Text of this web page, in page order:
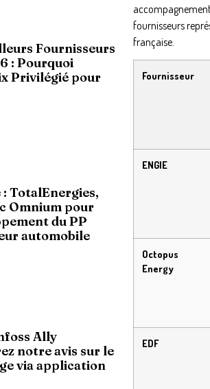
Fournisseurs
: Pourquoi
Privilégié pour
TotalEnergies,
Omnium pour
du PP
automobile
Ally
notre avis sur le
via application
fournisseurs
française.
Fournisseur
ENGIE
Octopus
Energy
EDF